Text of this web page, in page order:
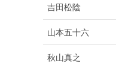
吉田松陰
山本五十六
秋山真之